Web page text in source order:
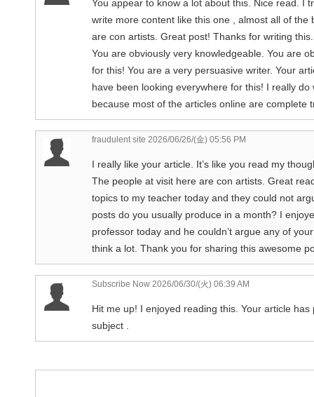
You appear to know a lot about this. Nice read. I
write more content like this one , almost all of
are con artists. Great post! Thanks for writing
You are obviously very knowledgeable. You are
for this! You are a very persuasive writer. Your
have been looking everywhere for this! I really
because most of the articles online are complete
fraudulent site 2026/06/26/(金) 05:56 PM
I really like your article. It’s like you read my
The people at visit here are con artists. Great
topics to my teacher today and they could not
posts do you usually produce in a month? I
professor today and he couldn’t argue any of
think a lot. Thank you for sharing this awesome
Subscribe Now 2026/06/30/(火) 06:39 AM
Hit me up! I enjoyed reading this. Your article
subject .